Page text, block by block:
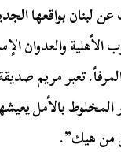
لبنان بواقعها
والعدوان
تعبر مريم
بالأمل يعيشها
من هيك”.